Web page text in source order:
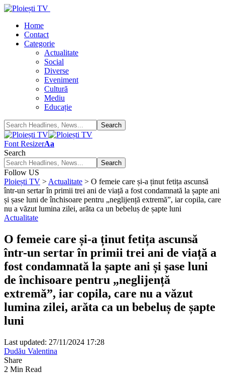
Home
Contact
Categorie
Actualitate
Social
Diverse
Eveniment
Cultură
Mediu
Educație
Font ResizerAa
Search
Follow US
Ploiești TV > Actualitate > O femeie care și-a ținut fetița ascunsă
într-un sertar în primii trei ani de viață a fost condamnată la șapte ani
și șase luni de închisoare pentru „neglijență extremă”, iar copila, care
nu a văzut lumina zilei, arăta ca un bebeluș de șapte luni
Actualitate
O femeie care și-a ținut fetița ascunsă
într-un sertar în primii trei ani de viață a
fost condamnată la șapte ani și șase luni
de închisoare pentru „neglijență
extremă”, iar copila, care nu a văzut
lumina zilei, arăta ca un bebeluș de șapte
luni
Last updated: 27/11/2024 17:28
Dudău Valentina
Share
2 Min Read